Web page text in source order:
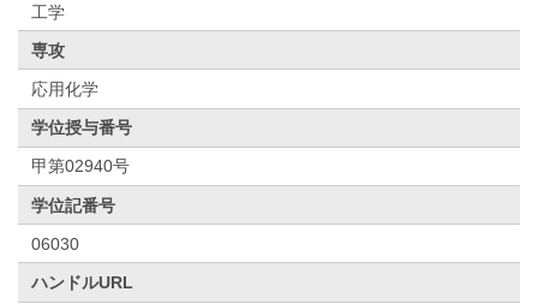
工学
専攻
応用化学
学位授与番号
甲第02940号
学位記番号
06030
ハンドルURL